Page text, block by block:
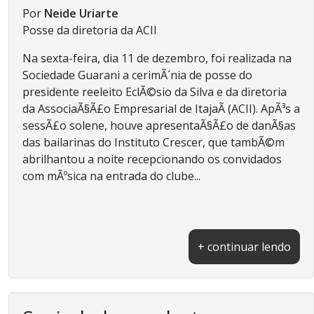
Por Neide Uriarte
Posse da diretoria da ACII
Na sexta-feira, dia 11 de dezembro, foi realizada na
Sociedade Guarani a cerimÃ´nia de posse do
presidente reeleito EclÃ©sio da Silva e da diretoria
da AssociaÃ§Ã£o Empresarial de ItajaÃ­ (ACII). ApÃ³s a
sessÃ£o solene, houve apresentaÃ§Ã£o de danÃ§as
das bailarinas do Instituto Crescer, que tambÃ©m
abrilhantou a noite recepcionando os convidados
com mÃºsica na entrada do clube...
+ continuar lendo